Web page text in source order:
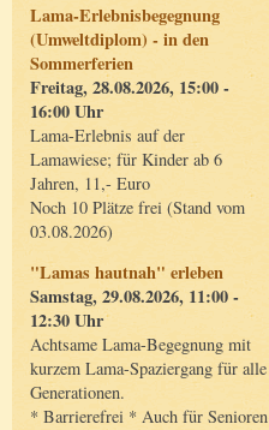
Lama-Erlebnisbegegnung
(Umweltdiplom) - in den
Sommerferien
Freitag, 28.08.2026, 15:00 -
16:00 Uhr
Lama-Erlebnis auf der
Lamawiese; für Kinder ab 6
Jahren, 11,- Euro
Noch 10 Plätze frei (Stand vom
03.08.2026)
"Lamas hautnah" erleben
Samstag, 29.08.2026, 11:00 -
12:30 Uhr
Achtsame Lama-Begegnung mit
kurzem Lama-Spaziergang für alle
Generationen.
* Barrierefrei * Auch für Senioren